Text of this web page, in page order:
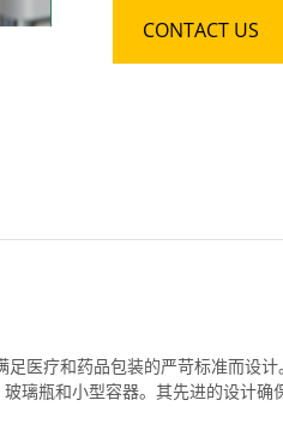
CONTACT US
医疗和药品包装的严苛标准而设
璃瓶和小型容器。其先进的设计确